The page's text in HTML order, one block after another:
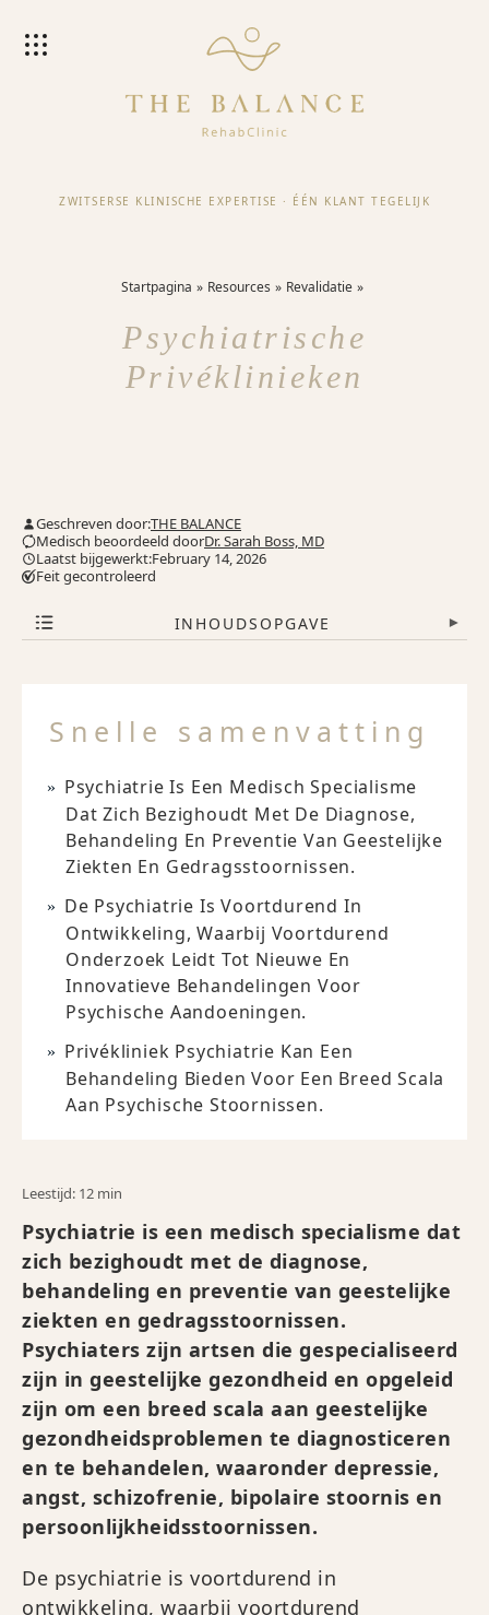
ZWITSERSE KLINISCHE EXPERTISE · ÉÉN KLANT TEGELIJK
Startpagina Resources Revalidatie
Psychiatrische
Privéklinieken
Geschreven door:THE BALANCE
Medisch beoordeeld doorDr. Sarah Boss, MD
Laatst bijgewerkt:February 14, 2026
Feit gecontroleerd
INHOUDSOPGAVE ▾
Snelle samenvatting
Psychiatrie Is Een Medisch Specialisme
Dat Zich Bezighoudt Met De Diagnose,
Behandeling En Preventie Van Geestelijke
Ziekten En Gedragsstoornissen.
De Psychiatrie Is Voortdurend In
Ontwikkeling, Waarbij Voortdurend
Onderzoek Leidt Tot Nieuwe En
Innovatieve Behandelingen Voor
Psychische Aandoeningen.
Privékliniek Psychiatrie Kan Een
Behandeling Bieden Voor Een Breed Scala
Aan Psychische Stoornissen.
Leestijd: 12 min
Psychiatrie is een medisch specialisme dat
zich bezighoudt met de diagnose,
behandeling en preventie van geestelijke
ziekten en gedragsstoornissen.
Psychiaters zijn artsen die gespecialiseerd
zijn in geestelijke gezondheid en opgeleid
zijn om een breed scala aan geestelijke
gezondheidsproblemen te diagnosticeren
en te behandelen, waaronder depressie,
angst, schizofrenie, bipolaire stoornis en
persoonlijkheidsstoornissen.
De psychiatrie is voortdurend in
ontwikkeling, waarbij voortdurend